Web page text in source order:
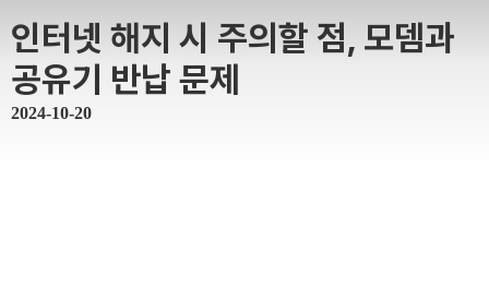
인터넷 해지 시 주의할 점, 모뎀과
공유기 반납 문제
2024-10-20